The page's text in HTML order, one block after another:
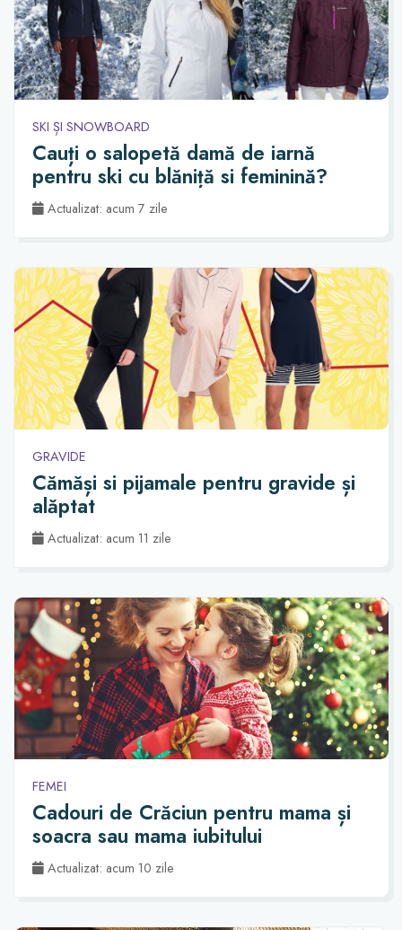
SKI ȘI SNOWBOARD
Cauți o salopetă damă de iarnă
pentru ski cu blăniță si feminină?
Actualizat: acum 7 zile
GRAVIDE
Cămăși si pijamale pentru gravide și
alăptat
Actualizat: acum 11 zile
FEMEI
Cadouri de Crăciun pentru mama și
soacra sau mama iubitului
Actualizat: acum 10 zile